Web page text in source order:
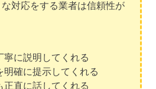
対応をする業者は信頼性が
寧に説明してくれる
明確に提示してくれる
正直に話してくれる